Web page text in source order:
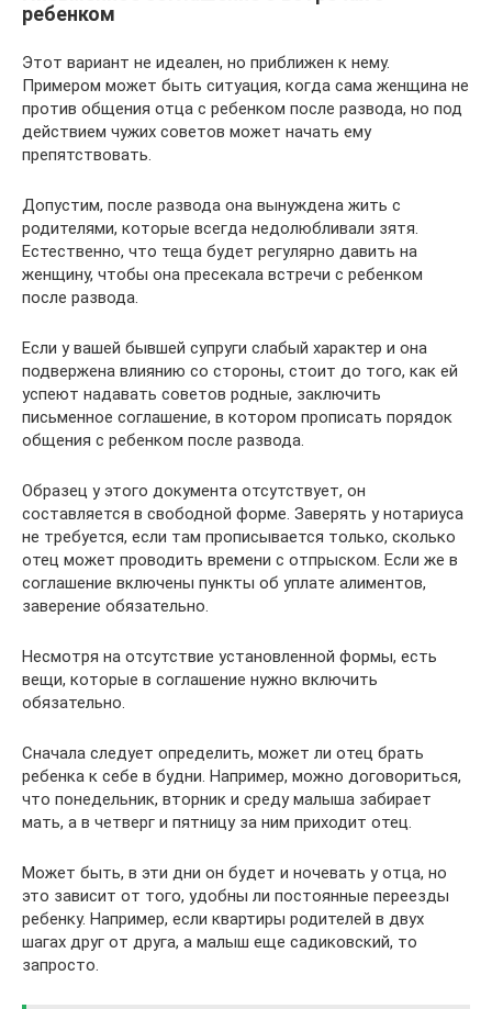
ребенком
Этот вариант не идеален, но приближен к нему.
Примером может быть ситуация, когда сама женщина не
против общения отца с ребенком после развода, но под
действием чужих советов может начать ему
препятствовать.
Допустим, после развода она вынуждена жить с
родителями, которые всегда недолюбливали зятя.
Естественно, что теща будет регулярно давить на
женщину, чтобы она пресекала встречи с ребенком
после развода.
Если у вашей бывшей супруги слабый характер и она
подвержена влиянию со стороны, стоит до того, как ей
успеют надавать советов родные, заключить
письменное соглашение, в котором прописать порядок
общения с ребенком после развода.
Образец у этого документа отсутствует, он
составляется в свободной форме. Заверять у нотариуса
не требуется, если там прописывается только, сколько
отец может проводить времени с отпрыском. Если же в
соглашение включены пункты об уплате алиментов,
заверение обязательно.
Несмотря на отсутствие установленной формы, есть
вещи, которые в соглашение нужно включить
обязательно.
Сначала следует определить, может ли отец брать
ребенка к себе в будни. Например, можно договориться,
что понедельник, вторник и среду малыша забирает
мать, а в четверг и пятницу за ним приходит отец.
Может быть, в эти дни он будет и ночевать у отца, но
это зависит от того, удобны ли постоянные переезды
ребенку. Например, если квартиры родителей в двух
шагах друг от друга, а малыш еще садиковский, то
запросто.